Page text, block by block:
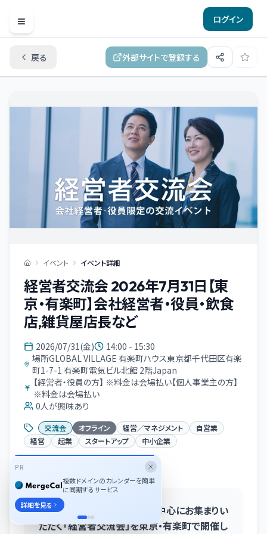
Open menu
ログイン
戻る 外部サイトで登録する
イベント イベント詳細
経営者交流会 2026年7月31日【東
京・有楽町】会社経営者・役員・飲食
店,雑貨屋店長など
2026/07/31(金)
14:00 - 15:30
場所GLOBAL VILLAGE 有楽町ハウス東京都千代田区有楽
町1-7-1 有楽町電気ビル北館 2階Japan
【経営者・役員の方】 ※料金は会場払い【個人事業主の方】
※料金は会場払い
0人が興味あり
交流会 オフライン 経営／マネジメント
自営業
経営
起業 スタートアップ 中小企業
会社経営者・法人役員の方を中心にお集まりい
ただく「経営者交流会」を東京・有楽町で開催し
PR
複数ドメインのカレンダーを簡単
に同期するサービス
詳細を見る